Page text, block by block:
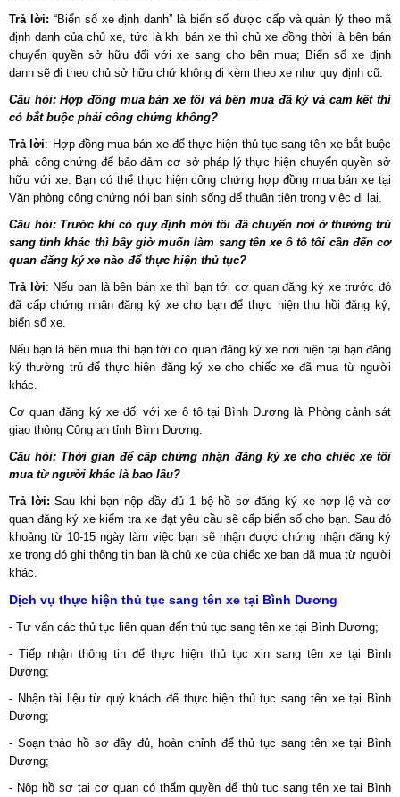
Trả lời: “Biển số xe định danh” là biển số được cấp và quản lý theo mã
định danh của chủ xe, tức là khi bán xe thì chủ xe đồng thời là bên bán
chuyển quyền sở hữu đối với xe sang cho bên mua; Biển số xe định
danh sẽ đi theo chủ sở hữu chứ không đi kèm theo xe như quy định cũ.
Câu hỏi: Hợp đồng mua bán xe tôi và bên mua đã ký và cam kết thì
có bắt buộc phải công chứng không?
Trả lời: Hợp đồng mua bán xe để thực hiện thủ tục sang tên xe bắt buộc
phải công chứng để bảo đảm cơ sở pháp lý thực hiện chuyển quyền sở
hữu với xe. Bạn có thể thực hiện công chứng hợp đồng mua bán xe tại
Văn phòng công chứng nới bạn sinh sống để thuận tiện trong việc đi lại.
Câu hỏi: Trước khi có quy định mới tôi đã chuyển nơi ở thường trú
sang tỉnh khác thì bây giờ muốn làm sang tên xe ô tô tôi cần đến cơ
quan đăng ký xe nào để thực hiện thủ tục?
Trả lời: Nếu bạn là bên bán xe thì bạn tới cơ quan đăng ký xe trước đó
đã cấp chứng nhận đăng ký xe cho bạn để thực hiện thu hồi đăng ký,
biển số xe.
Nếu bạn là bên mua thì bạn tới cơ quan đăng ký xe nơi hiện tại bạn đăng
ký thường trú để thực hiện đăng ký xe cho chiếc xe đã mua từ người
khác.
Cơ quan đăng ký xe đối với xe ô tô tại Bình Dương là Phòng cảnh sát
giao thông Công an tỉnh Bình Dương.
Câu hỏi: Thời gian để cấp chứng nhận đăng ký xe cho chiếc xe tôi
mua từ người khác là bao lâu?
Trả lời: Sau khi bạn nộp đầy đủ 1 bộ hồ sơ đăng ký xe hợp lệ và cơ
quan đăng ký xe kiểm tra xe đạt yêu cầu sẽ cấp biển số cho bạn. Sau đó
khoảng từ 10-15 ngày làm việc bạn sẽ nhận được chứng nhận đăng ký
xe trong đó ghi thông tin bạn là chủ xe của chiếc xe bạn đã mua từ người
khác.
Dịch vụ thực hiện thủ tục sang tên xe tại Bình Dương
- Tư vấn các thủ tục liên quan đến thủ tục sang tên xe tại Bình Dương;
- Tiếp nhận thông tin để thực hiện thủ tục xin sang tên xe tại Bình
Dương;
- Nhận tài liệu từ quý khách để thực hiện thủ tục sang tên xe tại Bình
Dương;
- Soạn thảo hồ sơ đầy đủ, hoàn chỉnh để thủ tục sang tên xe tại Bình
Dương;
- Nộp hồ sơ tại cơ quan có thẩm quyền để thủ tục sang tên xe tại Bình